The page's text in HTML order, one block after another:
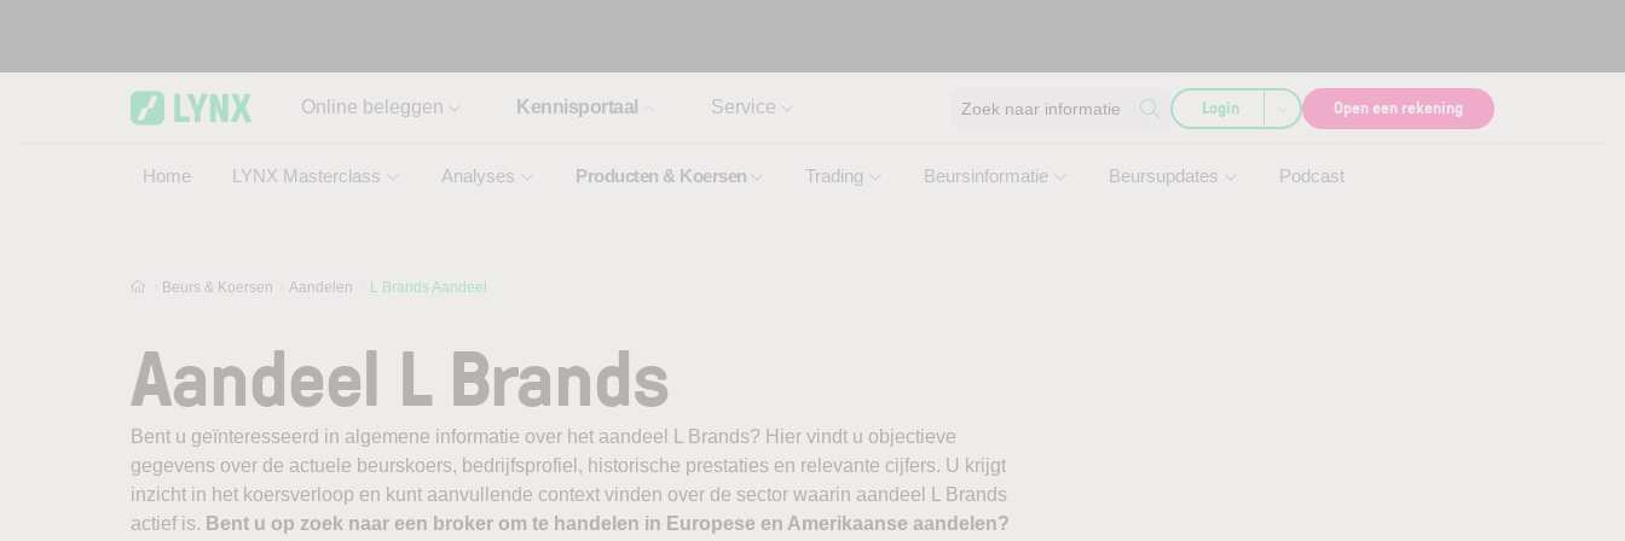
Online beleggen Kennisportaal
Home LYNX Masterclass Analyses Producten & Koersen Trading Beursinformatie Beursupdates Podcast
Service Zoek naar informatie Login Open een rekening
Beurs & Koersen Aandelen L Brands Aandeel
Aandeel L Brands
Bent u geïnteresseerd in algemene informatie over het aandeel L Brands? Hier vindt u objectieve
gegevens over de actuele beurskoers, bedrijfsprofiel, historische prestaties en relevante cijfers. U krijgt
inzicht in het koersverloop en kunt aanvullende context vinden over de sector waarin aandeel L Brands
actief is. Bent u op zoek naar een broker om te handelen in Europese en Amerikaanse aandelen?